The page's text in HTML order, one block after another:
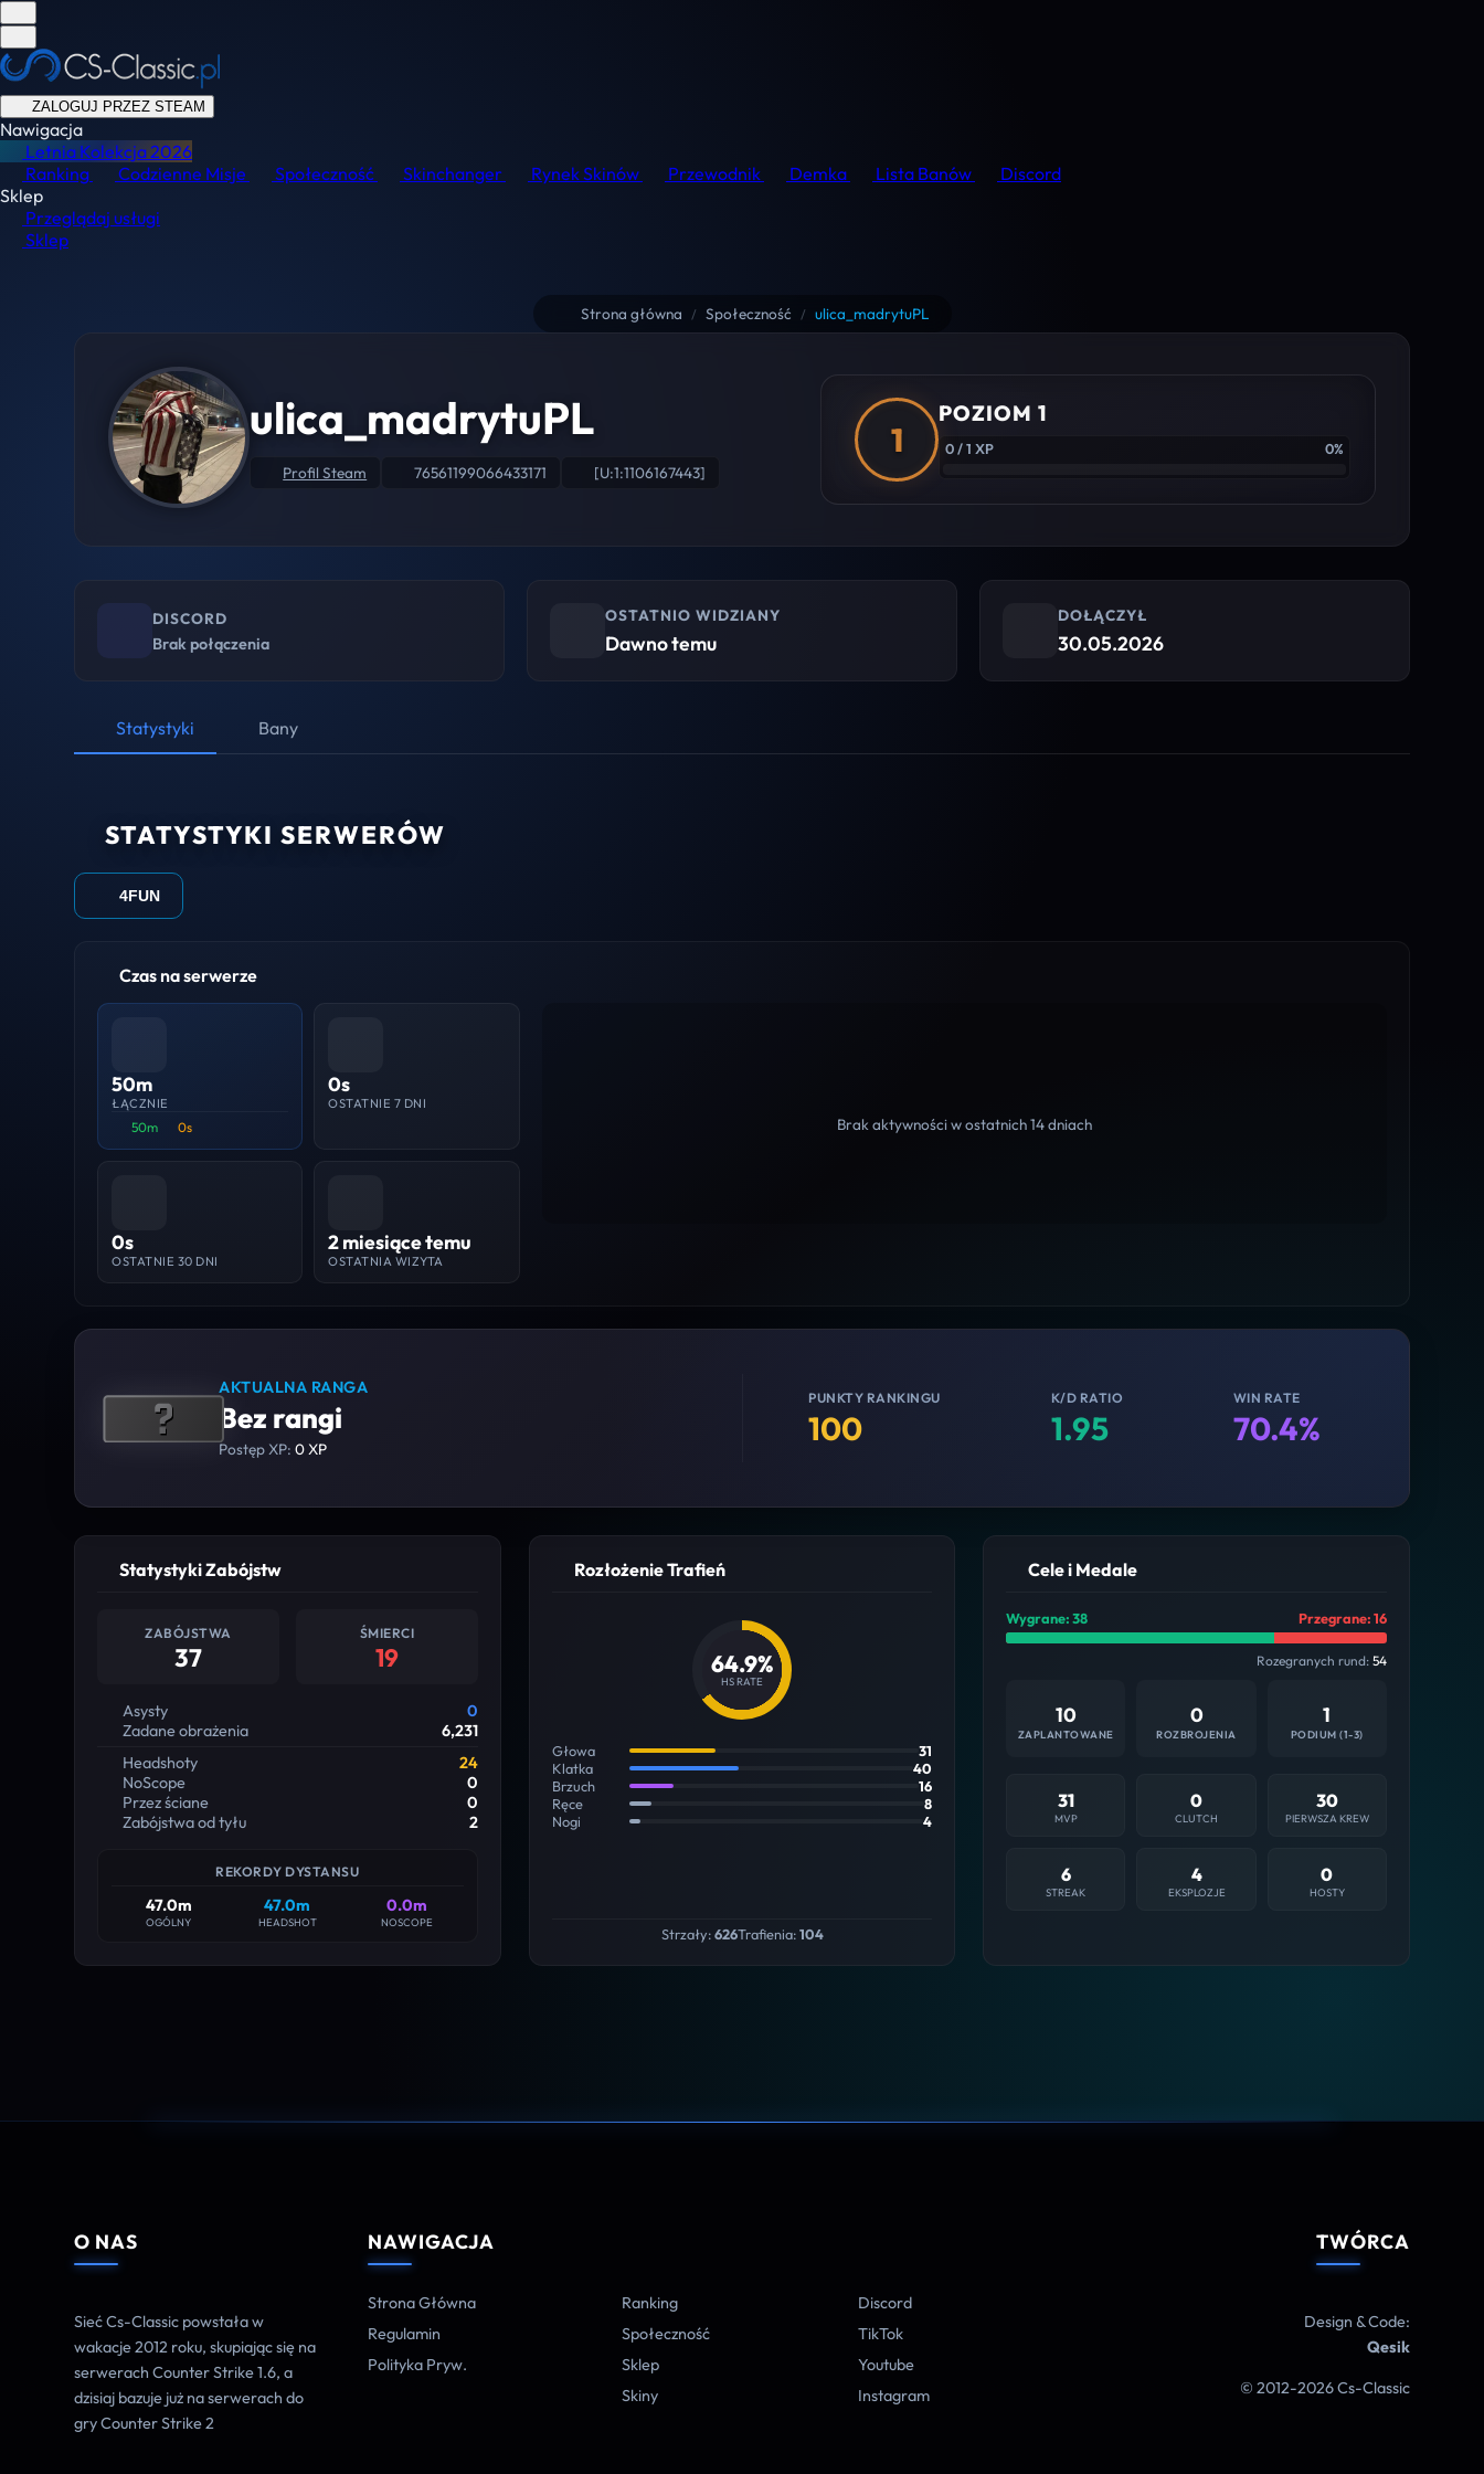
ZALOGUJ PRZEZ STEAM
Nawigacja
Letnia Kolekcja2026
Ranking
Codzienne Misje Społeczność Skinchanger Rynek Skinów Przewodnik Demka Lista Banów
Discord
Sklep
Przeglądaj usługi
Sklep
Strona główna / Społeczność / ulica_madrytuPL
ulica_madrytuPL
Profil Steam 76561199066433171 [U:1:1106167443]
1
POZIOM 1
0 / 1 XP 0%
DISCORD
Brak połączenia
OSTATNIO WIDZIANY
Dawno temu
DOŁĄCZYŁ
30.05.2026
Statystyki Bany
STATYSTYKI SERWERÓW
4FUN
Czas na serwerze
50m
ŁĄCZNIE
50m 0s
0s
OSTATNIE 7 DNI
0s
OSTATNIE 30 DNI
2 miesiące temu
OSTATNIA WIZYTA
Brak aktywności w ostatnich 14 dniach
AKTUALNA RANGA
Bez rangi
Postęp XP:0 XP
PUNKTY RANKINGU
100
K/D RATIO
1.95
WIN RATE
70.4%
Statystyki Zabójstw
ZABÓJSTWA
37
ŚMIERCI
19
Asysty
0
Zadane obrażenia
6,231
Headshoty
24
NoScope
0
Przez ściane
0
Zabójstwa od tyłu
2
REKORDY DYSTANSU
47.0m
OGÓLNY
47.0m
HEADSHOT
0.0m
NOSCOPE
Rozłożenie Trafień
64.9%
HS RATE
Głowa
31
Klatka
40
Brzuch
16
Ręce
8
Nogi
4
Strzały:626Trafienia:104
Cele i Medale
Wygrane: 38 Przegrane: 16
Rozegranych rund: 54
10
ZAPLANTOWANE
0
ROZBROJENIA
1
PODIUM (1-3)
31
MVP
0
CLUTCH
30
PIERWSZA KREW
6
STREAK
4
EKSPLOZJE
0
HOSTY
O NAS
Sieć Cs-Classic powstała w
wakacje 2012 roku, skupiając się na
serwerach Counter Strike 1.6, a
dzisiaj bazuje już na serwerach do
gry Counter Strike 2
NAWIGACJA
Strona Główna
Regulamin
Polityka Pryw.
Ranking
Społeczność
Sklep
Skiny
Discord
TikTok
Youtube
Instagram
TWÓRCA
Design & Code:
Qesik
© 2012-2026 Cs-Classic